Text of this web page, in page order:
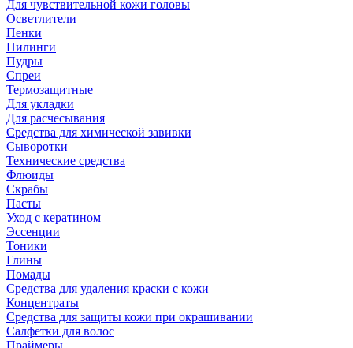
Для чувствительной кожи головы
Осветлители
Пенки
Пилинги
Пудры
Спреи
Термозащитные
Для укладки
Для расчесывания
Средства для химической завивки
Сыворотки
Технические средства
Флюиды
Скрабы
Пасты
Уход с кератином
Эссенции
Тоники
Глины
Помады
Средства для удаления краски с кожи
Концентраты
Средства для защиты кожи при окрашивании
Салфетки для волос
Праймеры